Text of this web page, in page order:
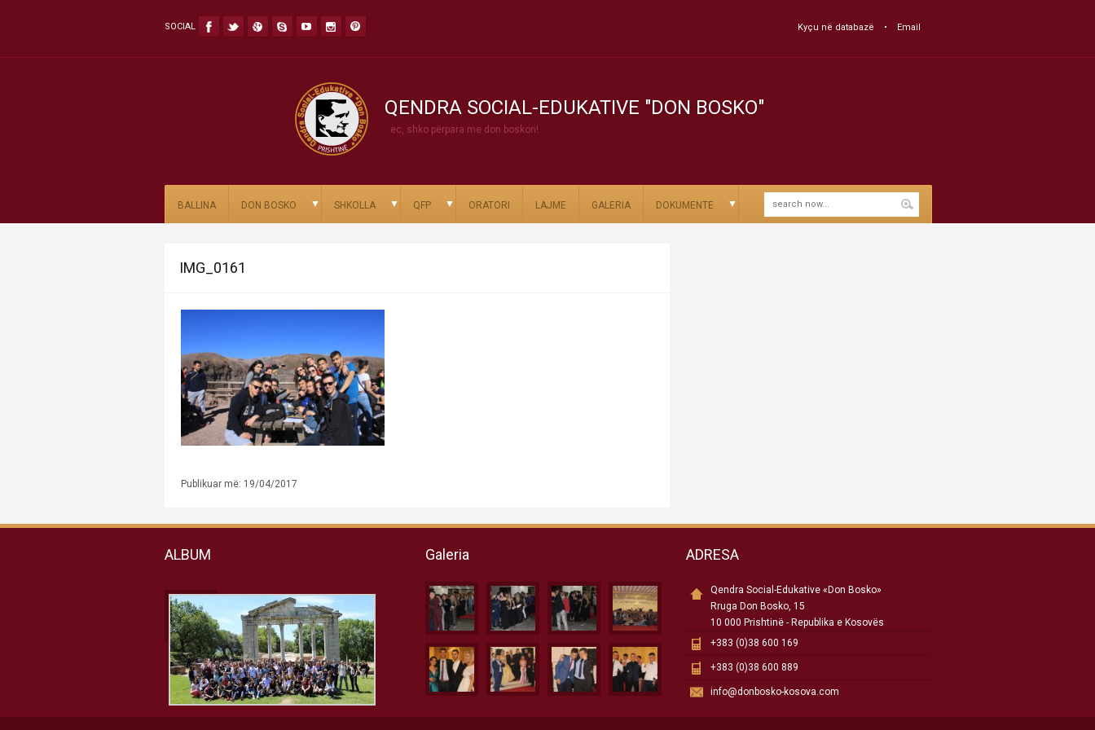
SOCIAL Kyçu në databazë Email
QENDRA SOCIAL-EDUKATIVE "DON BOSKO"
ec, shko përpara me don boskon!
BALLINA DON BOSKO ▼ SHKOLLA ▼ QFP ▼ ORATORI LAJME GALERIA DOKUMENTE ▼
IMG_0161
Publikuar më: 19/04/2017
ALBUM Galeria ADRESA
Qendra Social-Edukative «Don Bosko»
Rruga Don Bosko, 15
10 000 Prishtinë - Republika e Kosovës
+383 (0)38 600 169
+383 (0)38 600 889
info@donbosko-kosova.com